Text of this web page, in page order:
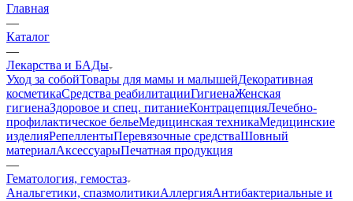
Главная
—
Каталог
—
Лекарства и БАДы
Уход за собойТовары для мамы и малышейДекоративная
косметикаСредства реабилитацииГигиенаЖенская
гигиенаЗдоровое и спец. питаниеКонтрацепцияЛечебно-
профилактическое бельеМедицинская техникаМедицинские
изделияРепеллентыПеревязочные средстваШовный
материалАксессуарыПечатная продукция
—
Гематология, гемостаз
Анальгетики, спазмолитикиАллергияАнтибактериальные и